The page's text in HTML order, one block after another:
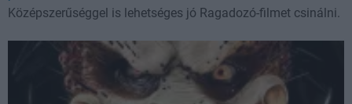
Középszerűséggel is lehetséges jó Ragadozó-filmet csinálni.